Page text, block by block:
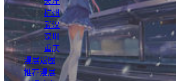
杭州
武汉
深圳
重庆
漫展返图
推荐漫展